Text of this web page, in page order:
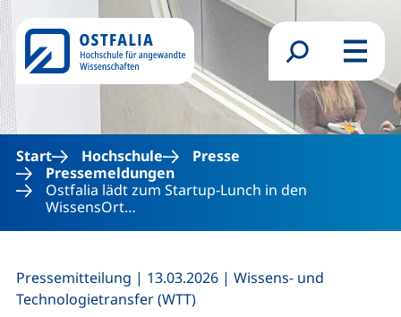
Direkt zum Inhalt
Suchformular
Menü
Start Hochschule
Presse
Pressemeldungen
Ostfalia lädt zum Startup-Lunch in den
WissensOrt…
Pressemitteilung | 13.03.2026 | Wissens- und
Technologietransfer (WTT)